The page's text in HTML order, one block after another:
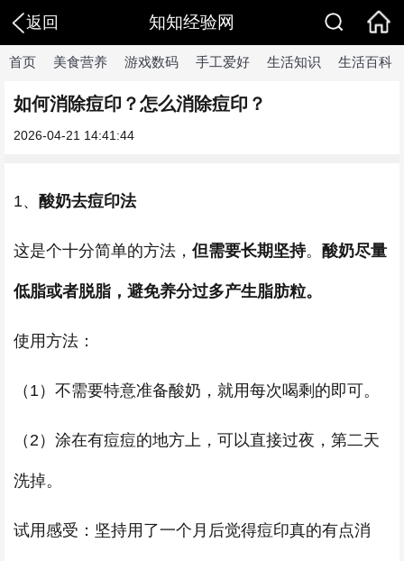
返回 知知经验网
首页 美食营养 游戏数码 手工爱好 生活知识 生活百科
如何消除痘印？怎么消除痘印？
2026-04-21 14:41:44
1、 酸奶去痘印法
这是个十分简单的方法， 但需要长期坚持。 酸奶尽量
低脂或者脱脂，避免养分过多产生脂肪粒。
使用方法：
（1）不需要特意准备酸奶，就用每次喝剩的即可。
（2）涂在有痘痘的地方上，可以直接过夜，第二天
洗掉。
试用感受：坚持用了一个月后觉得痘印真的有点消